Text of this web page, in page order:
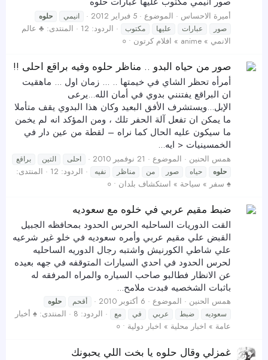
أميرة الاحساس الموضوع 5 فبراير 2012 انيمي
حلوه
صور
عبارات عليها مكتوب الردود: 12 المنتدى: ♣ عالم
الانمي » anime » افلام كرتون • ०
صور من حياه البدو .. مناظر حلوه وفيه براقع احلى !!
أمرأه تحظر الشاي في خيمتها .. ... زمان اول ... ماهقيت
ان البراقع يفتنني بدوي في أمان الله...يرعى
الإبل...ويستشرف الأفق البعيد وكان هذا البدوي يقف متأملا
ما يمكن ان تفعل آلة الحفر تلك ، ومن المؤكد انه لم يخمن
ما سيكون عليه الحال كما نراه – لقطة من عين دار في
الخمسينيات < ايه...
همس الحنين الموضوع 21 نوفمبر 2010 احلى التين
براقع
حلوه
حياه صور من مناظر نفيه الردود: 12
المنتدى:
♠ سفر » سياحة » استكشاف بلدان • ०
ضبط مقيم عربي في خلوه مع سعوديه
القت الدوريات الساحليه الحرس الحدود بمحافظه الجبيل
القبض علي مقيم عربي وأمره سعوديه في خلو غير شرعيه
علي شاطي الكورنيش واشتبه رجال الدوريه الساحليه
لحرس الحدود في احدي السيارات المتوقفه في جهه بعيده
عن الانظار فطالبو صاحب السياره والمراه المرفقه له
باثبات الشخصيه فبدت ملامح...
همس الحنين الموضوع 6 أكتوبر 2010 أقحم
حلوه
سعوديه
ضبط عربي في مع الردود: 8 المنتدى: ♠ أخبار
عامة » اخبار محلية » اخبار دولية • ०
غمزلي وقال حلوه يا بخت اللي يحبونك